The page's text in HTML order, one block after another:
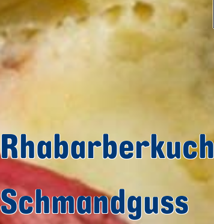
Schmandguss